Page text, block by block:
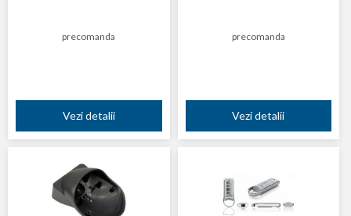
precomanda
Vezi detalii
precomanda
Vezi detalii